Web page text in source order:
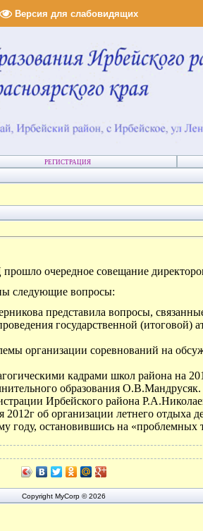
Версия для слабовидящих
РЕГИСТРАЦИЯ
очередное совещание
следующие вопросы:
представила вопросы,
государственной (итоговой)
организации соревнований на
кадрами школ района на
образования О.В.Мандрусяк.
Ирбейского района
об организации летнего отдыха
году, остановившись на «проблемных
Copyright MyCorp © 2026